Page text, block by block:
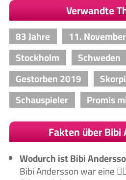
Verwandte
83 Jahre 11. November
Stockholm
Schweden
Gestorben 2019
Schauspieler
Promis
Fakten über Bibi
Wodurch ist Bibi
Bibi Andersson war eine